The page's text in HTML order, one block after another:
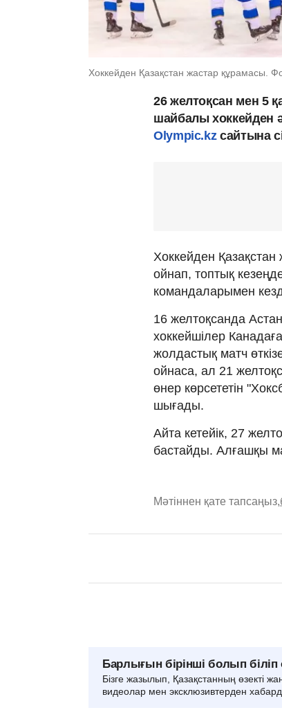
Хоккейден Қазақстан жастар құрамасы.
26 желтоқсан мен 5
шайбалы хоккейден
Olympic.kzсайтына
Хоккейден
ойнап, топтық
командаларымен
16 желтоқсанда
хоккейшілер
жолдастық матч
ойнаса, ал 21
өнер көрсететін
шығады.
Айта кетейік, 27
бастайды. Алғашқы
Мәтіннен қате тапсаңыз,
Барлығын бірінші болып
Бізге жазылып, Қазақстанның өзекті
видеолар мен эксклюзивтерден